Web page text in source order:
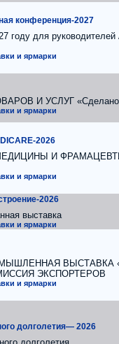
конференция-2027
году для
и ярмарки
И УСЛУГ «Сделано
и ярмарки
2026
И
и ярмарки
2026
выставка
и ярмарки
ВЫСТАВКА
ЭКСПОРТЕРОВ
и ярмарки
долголетия— 2026